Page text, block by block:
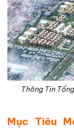
Thông Tin
Mục Tiêu